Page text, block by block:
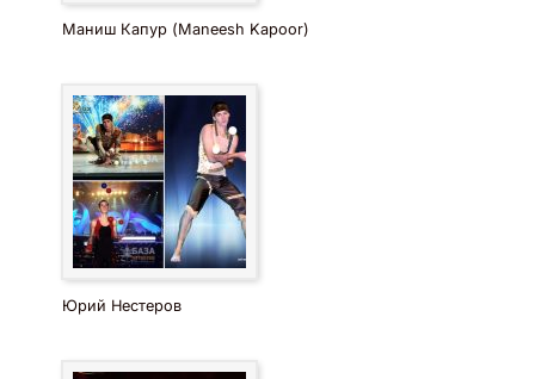
Маниш Капур (Maneesh Kapoor)
Юрий Нестеров